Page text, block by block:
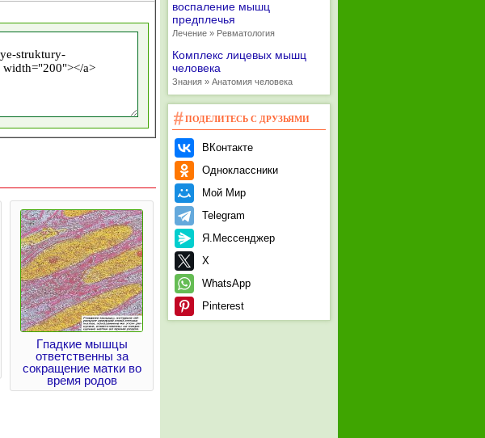
Гпадкие мышцы
ответственны за
сокращение матки во
время родов
воспаление мышц
предплечья
Лечение » Ревматология
Комплекс лицевых мышц
человека
Знания » Анатомия человека
ПОДЕЛИТЕСЬ С ДРУЗЬЯМИ
ВКонтакте
Одноклассники
Мой Мир
Telegram
Я.Мессенджер
X
WhatsApp
Pinterest